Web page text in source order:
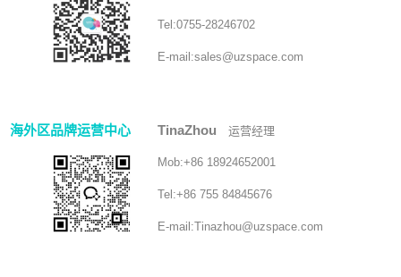
Tel:0755-28246702
E-mail:sales@uzspace.com
海外区品牌运营中心 TinaZhou 运营经理
Mob:+86 18924652001
Tel:+86 755 84845676
E-mail:Tinazhou@uzspace.com